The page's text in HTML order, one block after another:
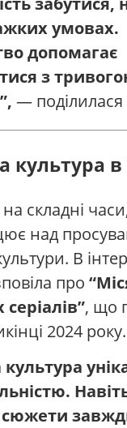
умовах.
допомагає
з
— поділилася
культура в
складні
над
В
про
серіалів”, що
2024 року.
культура